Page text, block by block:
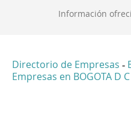
Información
Directorio de Empresas -
Empresas en BOGOTA D C